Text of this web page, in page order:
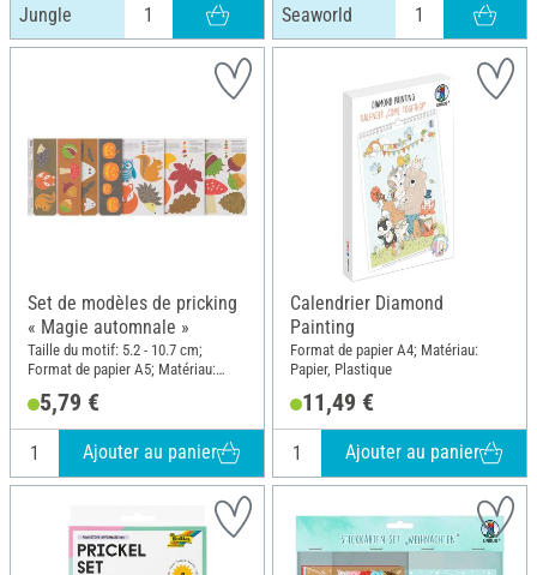
Jungle Seaworld
Set de modèles de pricking
« Magie automnale »
Taille du motif: 5.2 - 10.7 cm;
Format de papier A5; Matériau:
5,79 €
Ajouter au panier
Calendrier Diamond
Painting
Format de papier A4; Matériau:
Papier, Plastique
11,49 €
Ajouter au panier